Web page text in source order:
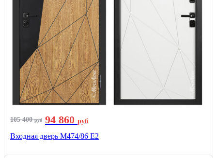
105 400руб 94 860 руб
Входная дверь М474/86 Е2